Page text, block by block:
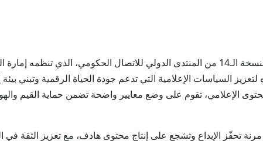
السياسات الإعلامية التي تدعم جودة الحياة الرقمية وتبني
الإعلامي، تقوم على وضع معايير واضحة تضمن حماية القيم
تحفّز الإبداع وتشجع على إنتاج محتوى هادف، مع تعزيز الثقة